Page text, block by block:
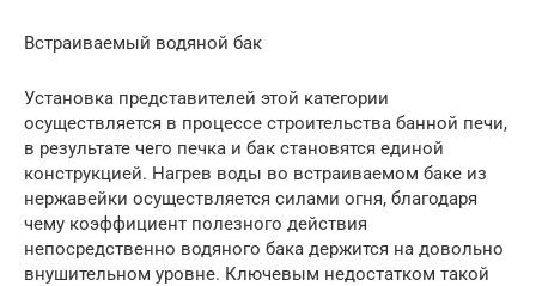
Встраиваемый водяной бак
Установка представителей этой категории
осуществляется в процессе строительства банной печи,
в результате чего печка и бак становятся единой
конструкцией. Нагрев воды во встраиваемом баке из
нержавейки осуществляется силами огня, благодаря
чему коэффициент полезного действия
непосредственно водяного бака держится на довольно
внушительном уровне. Ключевым недостатком такой